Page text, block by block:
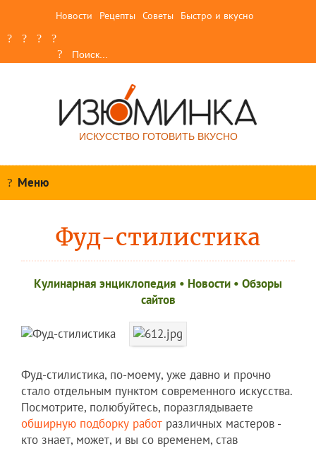
Новости Рецепты Советы Быстро и вкусно
ИСКУССТВО ГОТОВИТЬ ВКУСНО
Меню
Фуд-стилистика
Кулинарная энциклопедия • Новости • Обзоры
сайтов
Фуд-стилистика, по-моему, уже давно и прочно
стало отдельным пунктом современного искусства.
Посмотрите, полюбуйтесь, поразглядываете
обширную подборку работ различных мастеров -
кто знает, может, и вы со временем, став